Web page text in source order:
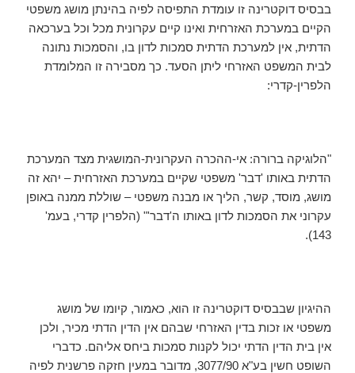
בבסיס דוקטרינה זו עומדת התפיסה לפיה בהינתן מושג משפטי
הקיים במערכת האזרחית ואינו קיים עקרונית מכל וכל בערכאה
הדתית, אין למערכת הדתית סמכות לדון בו, והסמכות נתונה
לבית המשפט האזרחי ליתן הסעד. כך מסבירה זו המלומדת
הלפרין-קדרי:
"הלוגיקה ברורה: אי-ההכרה העקרונית-המושגית מצד המערכת
הדתית באותו 'דבר' משפטי שקיים במערכת האזרחית – יהא זה
מושג, מוסד, קשר, הליך או מבנה משפטי – שוללת ממנה באופן
עקרוני את הסמכות לדון באותו ה'דבר'" (הלפרין קדרי, בעמ'
143).
ההיגיון שבבסיס דוקטרינה זו הוא, כאמור, קיומו של מושג
משפטי או זכות בדין האזרחי שבהם אין הדין הדתי מכיר, ולכן
אין בית הדין הדתי יכול לקנות סמכות ביחס אליהם. כדברי
השופט חשין בע"א 3077/90, מדובר במעין חזקה פרשנית לפיה